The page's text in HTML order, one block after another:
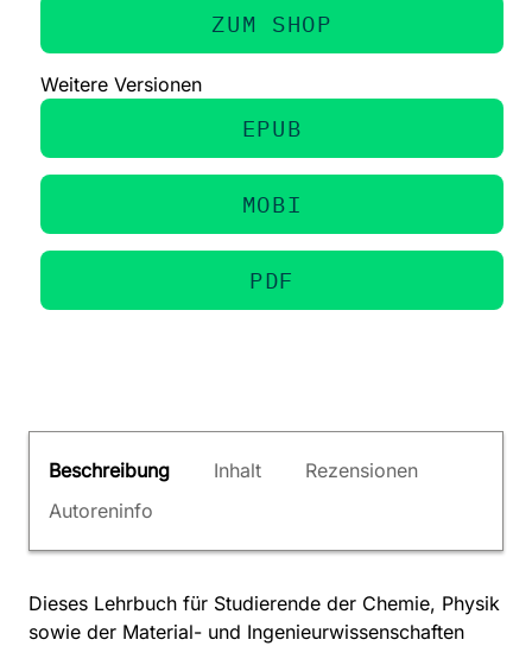
ZUM SHOP
Weitere Versionen
EPUB
MOBI
PDF
Beschreibung Inhalt
Rezensionen
Autoreninfo
Dieses Lehrbuch für Studierende der Chemie, Physik
sowie der Material- und Ingenieurwissenschaften